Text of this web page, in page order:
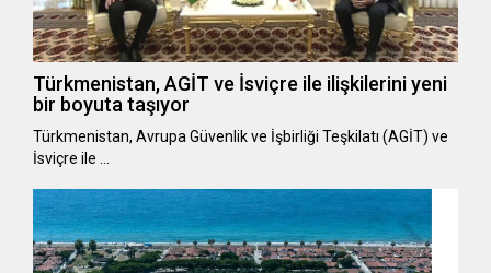
Türkmenistan, AGİT ve İsviçre ile ilişkilerini yeni
bir boyuta taşıyor
Türkmenistan, Avrupa Güvenlik ve İşbirliği Teşkilatı (AGİT) ve
İsviçre ile …